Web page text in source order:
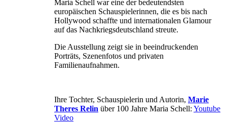
Maria Schell war eine der bedeutendsten
europäischen Schauspielerinnen, die es bis nach
Hollywood schaffte und internationalen Glamour
auf das Nachkriegsdeutschland streute.
Die Ausstellung zeigt sie in beeindruckenden
Porträts, Szenenfotos und privaten
Familienaufnahmen.
Ihre Tochter, Schauspielerin und Autorin, Marie
Theres Relin über 100 Jahre Maria Schell: Youtube
Video